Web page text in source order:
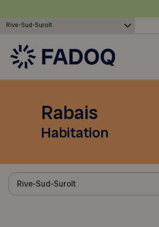
Rive-Sud-Suroît
Rabais
Habitation
Rive-Sud-Suroît